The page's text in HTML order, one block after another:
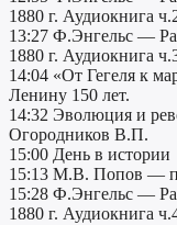
1880 г. Аудиокнига
13:27 Ф.Энгельс —
1880 г. Аудиокнига
14:04 «От Гегеля к
Ленину 150 лет.
14:32 Эволюция и
Огородников В.П.
15:00 День в истории
15:13 М.В. Попов —
15:28 Ф.Энгельс —
1880 г. Аудиокнига